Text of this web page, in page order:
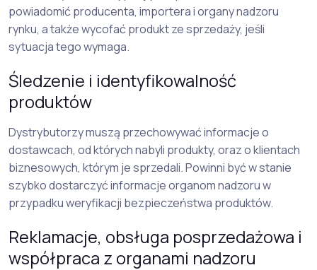
powiadomić producenta, importera i organy nadzoru
rynku, a także wycofać produkt ze sprzedaży, jeśli
sytuacja tego wymaga.
Śledzenie i identyfikowalność
produktów
Dystrybutorzy muszą przechowywać informacje o
dostawcach, od których nabyli produkty, oraz o klientach
biznesowych, którym je sprzedali. Powinni być w stanie
szybko dostarczyć informacje organom nadzoru w
przypadku weryfikacji bezpieczeństwa produktów.
Reklamacje, obsługa posprzedażowa i
współpraca z organami nadzoru